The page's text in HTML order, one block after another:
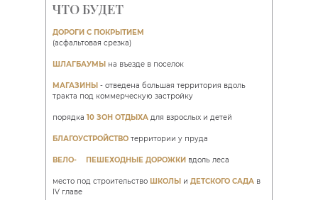
ЧТО БУДЕТ
ДОРОГИ С ПОКРЫТИЕМ
(асфальтовая срезка)
ШЛАГБАУМЫ на въезде в поселок
МАГАЗИНЫ - отведена большая территория вдоль
тракта под коммерческую застройку
порядка 10 ЗОН ОТДЫХА для взрослых и детей
БЛАГОУСТРОЙСТВО территории у пруда
ВЕЛО- ПЕШЕХОДНЫЕ ДОРОЖКИ вдоль леса
место под строительство ШКОЛЫ и ДЕТСКОГО САДА в
IV главе